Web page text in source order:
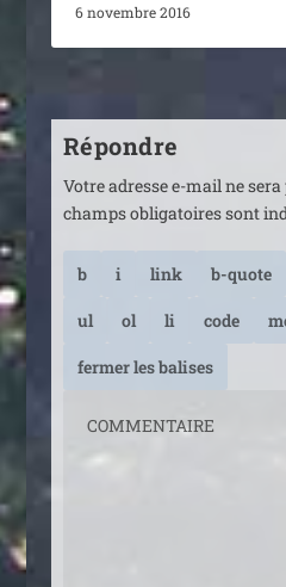
6 novembre 2016
Répondre
Votre adresse e-mail ne sera
champs obligatoires sont